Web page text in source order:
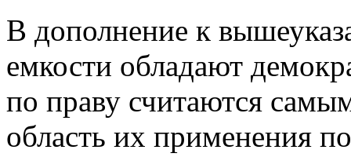
В дополнение к
емкости обладают
по праву считаются
область их применения